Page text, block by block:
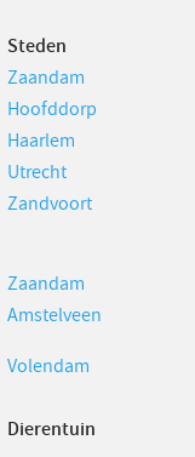
Steden
Zaandam
Hoofddorp
Haarlem
Utrecht
Zandvoort
Zaandam
Amstelveen
Volendam
Dierentuin